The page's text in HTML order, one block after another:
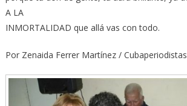
A LA
INMORTALIDAD que allá vas con todo.
Por Zenaida Ferrer Martínez / Cubaperiodistas